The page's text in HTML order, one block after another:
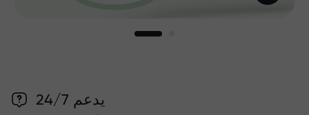
يدعم 24/7